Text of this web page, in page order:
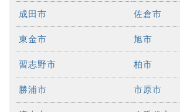
成田市 佐倉市
東金市 旭市
習志野市 柏市
勝浦市 市原市